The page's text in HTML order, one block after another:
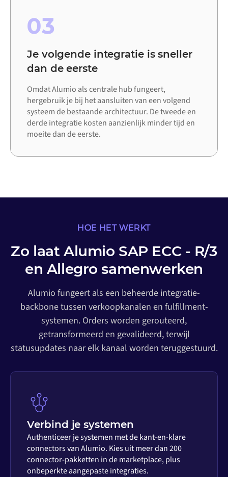
03
Je volgende integratie is sneller
dan de eerste
Omdat Alumio als centrale hub fungeert,
hergebruik je bij het aansluiten van een volgend
systeem de bestaande architectuur. De tweede en
derde integratie kosten aanzienlijk minder tijd en
moeite dan de eerste.
HOE HET WERKT
Zo laat Alumio SAP ECC - R/3
en Allegro samenwerken
Alumio fungeert als een beheerde integratie-
backbone tussen verkoopkanalen en fulfillment-
systemen. Orders worden gerouteerd,
getransformeerd en gevalideerd, terwijl
statusupdates naar elk kanaal worden teruggestuurd.
Verbind je systemen
Authenticeer je systemen met de kant-en-klare
connectors van Alumio. Kies uit meer dan 200
connector-pakketten in de marketplace, plus
onbeperkte aangepaste integraties.